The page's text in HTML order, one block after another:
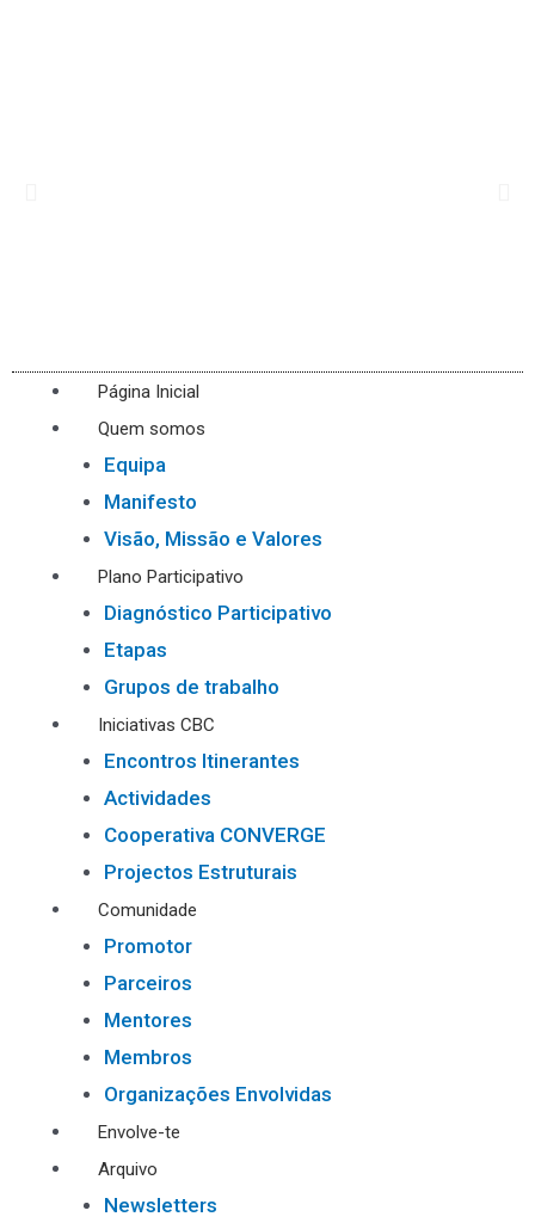
Página Inicial
Quem somos
Equipa
Manifesto
Visão, Missão e Valores
Plano Participativo
Diagnóstico Participativo
Etapas
Grupos de trabalho
Iniciativas CBC
Encontros Itinerantes
Actividades
Cooperativa CONVERGE
Projectos Estruturais
Comunidade
Promotor
Parceiros
Mentores
Membros
Organizações Envolvidas
Envolve-te
Arquivo
Newsletters